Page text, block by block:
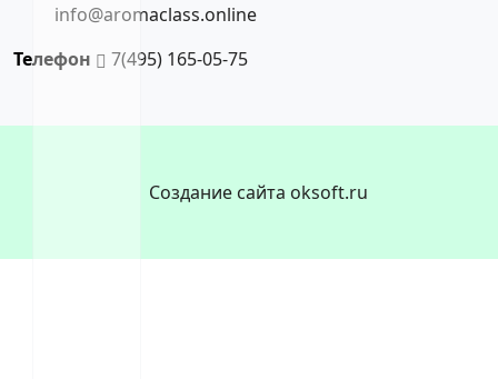
info@aromaclass.online
Телефон
7(495) 165-05-75
Создание сайта oksoft.ru